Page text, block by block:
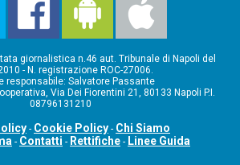
giornalistica n.46 aut. Tribunale di Napoli del
- N. registrazione ROC-27006.
responsabile: Salvatore Passante
Via Dei Fiorentini 21, 80133 Napoli P.I.
08796131210
- Cookie Policy - Chi Siamo
- Contatti - Rettifiche - Linee Guida